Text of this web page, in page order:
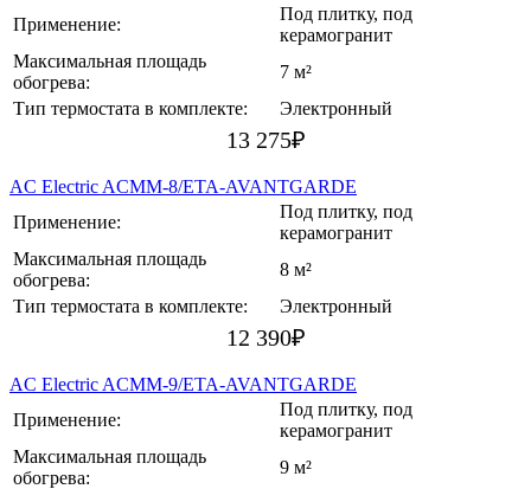
Применение:
Под плитку, под
керамогранит
Максимальная площадь
обогрева:
7 м²
Тип термостата в комплекте:
Электронный
13 275₽
AC Electric ACMM-8/ETA-AVANTGARDE
Применение:
Под плитку, под
керамогранит
Максимальная площадь
обогрева:
8 м²
Тип термостата в комплекте:
Электронный
12 390₽
AC Electric ACMM-9/ETA-AVANTGARDE
Применение:
Под плитку, под
керамогранит
Максимальная площадь
обогрева:
9 м²